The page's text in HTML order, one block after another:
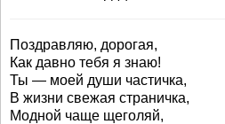
Поздравляю, дорогая,
Как давно тебя я знаю!
Ты — моей души частичка,
В жизни свежая страничка,
Модной чаще щеголяй,